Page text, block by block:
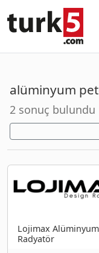
alüminyum
2 sonuç bulundu
Lojimax Alüminyum
Radyatör